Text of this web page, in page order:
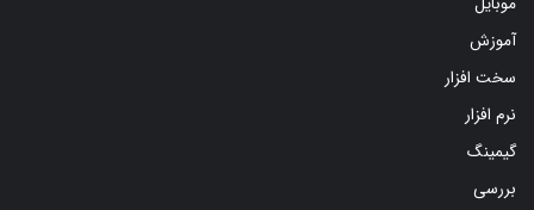
آموزش
سخت افزار
نرم افزار
گیمینگ
بررسی